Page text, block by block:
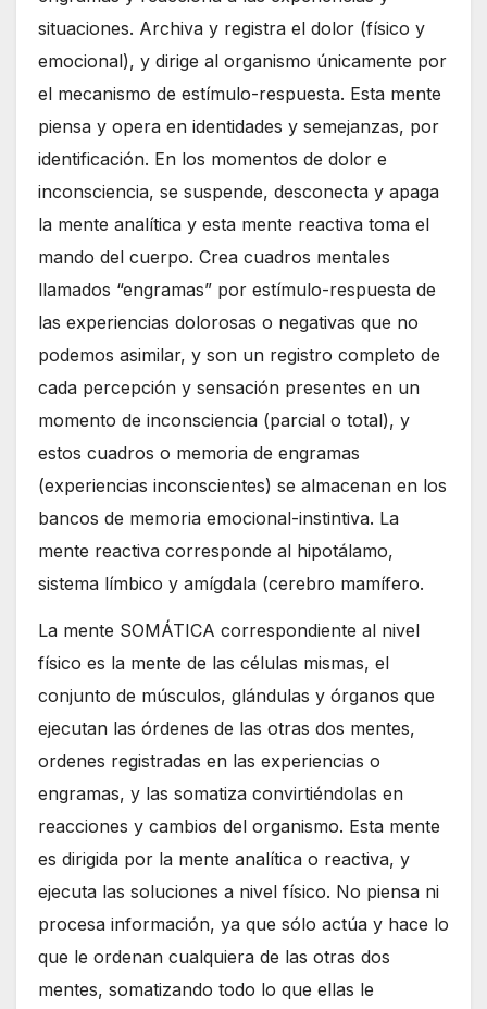
situaciones. Archiva y registra el dolor (físico y
emocional), y dirige al organismo únicamente por
el mecanismo de estímulo-respuesta. Esta mente
piensa y opera en identidades y semejanzas, por
identificación. En los momentos de dolor e
inconsciencia, se suspende, desconecta y apaga
la mente analítica y esta mente reactiva toma el
mando del cuerpo. Crea cuadros mentales
llamados “engramas” por estímulo-respuesta de
las experiencias dolorosas o negativas que no
podemos asimilar, y son un registro completo de
cada percepción y sensación presentes en un
momento de inconsciencia (parcial o total), y
estos cuadros o memoria de engramas
(experiencias inconscientes) se almacenan en los
bancos de memoria emocional-instintiva. La
mente reactiva corresponde al hipotálamo,
sistema límbico y amígdala (cerebro mamífero.
La mente SOMÁTICA correspondiente al nivel
físico es la mente de las células mismas, el
conjunto de músculos, glándulas y órganos que
ejecutan las órdenes de las otras dos mentes,
ordenes registradas en las experiencias o
engramas, y las somatiza convirtiéndolas en
reacciones y cambios del organismo. Esta mente
es dirigida por la mente analítica o reactiva, y
ejecuta las soluciones a nivel físico. No piensa ni
procesa información, ya que sólo actúa y hace lo
que le ordenan cualquiera de las otras dos
mentes, somatizando todo lo que ellas le